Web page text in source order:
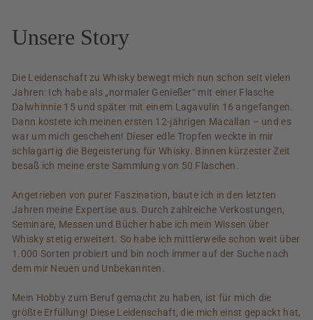
Unsere Story
Die Leidenschaft zu Whisky bewegt mich nun schon seit vielen
Jahren: Ich habe als „normaler Genießer“ mit einer Flasche
Dalwhinnie 15 und später mit einem Lagavulin 16 angefangen.
Dann kostete ich meinen ersten 12-jährigen Macallan – und es
war um mich geschehen! Dieser edle Tropfen weckte in mir
schlagartig die Begeisterung für Whisky. Binnen kürzester Zeit
besaß ich meine erste Sammlung von 50 Flaschen.
Angetrieben von purer Faszination, baute ich in den letzten
Jahren meine Expertise aus. Durch zahlreiche Verkostungen,
Seminare, Messen und Bücher habe ich mein Wissen über
Whisky stetig erweitert. So habe ich mittlerweile schon weit über
1.000 Sorten probiert und bin noch immer auf der Suche nach
dem mir Neuen und Unbekannten.
Mein Hobby zum Beruf gemacht zu haben, ist für mich die
größte Erfüllung! Diese Leidenschaft, die mich einst gepackt hat,